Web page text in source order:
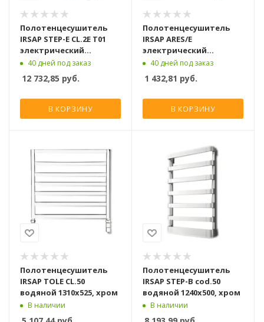
Полотенцесушитель
IRSAP STEP-E CL.2E T01
электрический
1255x500, черный хром
40 дней под заказ
12 732,85 руб.
В КОРЗИНУ
Полотенцесушитель
IRSAP ARES/E
электрический
1462x580, белый
40 дней под заказ
1 432,81 руб.
В КОРЗИНУ
Полотенцесушитель
IRSAP TOLE CL.50
водяной 1310x525, хром
В наличии
Полотенцесушитель
IRSAP STEP-B cod.50
водяной 1240x500, хром
В наличии